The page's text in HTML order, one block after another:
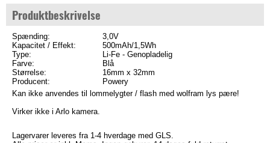
Produktbeskrivelse
Spænding:
3,0V
Kapacitet / Effekt:
500mAh/1,5Wh
Type:
Li-Fe - Genopladelig
Farve:
Blå
Størrelse:
16mm x 32mm
Producent:
Powery
Kan ikke anvendes til lommelygter / flash med wolfram lys pære!
Virker ikke i Arlo kamera.
Lagervarer leveres fra 1-4 hverdage med GLS.